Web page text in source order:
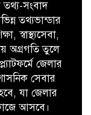
তথ্য-সংবাদ
তথ্যভান্ডার
স্বাস্থ্যসেবা,
অগ্রগতি তুলে
জেলার
সেবার
যা জেলার
আসবে।